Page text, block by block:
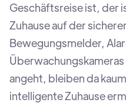
Geschäftsreise ist, der
Zuhause auf der
Bewegungsmelder,
angeht, bleiben da
intelligente Zuhause